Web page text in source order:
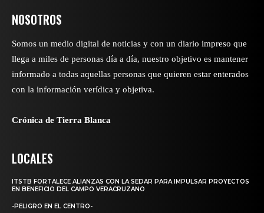
NOSOTROS
Somos un medio digital de noticias y con un diario impreso que
llega a miles de personas día a día, nuestro objetivo es mantener
informado a todas aquellas personas que quieren estar enterados
con la información verídica y objetiva.
Crónica de Tierra Blanca
LOCALES
ITSTB FORTALECE ALIANZAS CON LA SEDAR PARA IMPULSAR PROYECTOS
EN BENEFICIO DEL CAMPO VERACRUZANO
-PELIGRO EN EL CENTRO-